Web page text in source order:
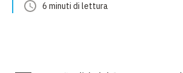
6 minuti di lettura